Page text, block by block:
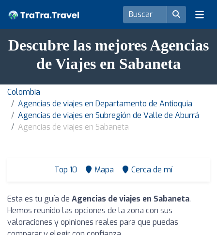
Descubre las mejores Agencias
de Viajes en Sabaneta
Colombia
Agencias de viajes en Departamento de Antioquia
Agencias de viajes en Subregión de Valle de Aburrá
Agencias de viajes en Sabaneta
Top 10 Mapa Cerca de mí
Esta es tu guía de Agencias de viajes en Sabaneta.
Hemos reunido las opciones de la zona con sus
valoraciones y opiniones reales para que puedas